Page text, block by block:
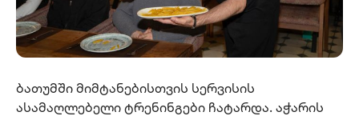
ბათუმში მიმტანებისთვის სერვისის
ასამაღლებელი ტრენინგები ჩატარდა. აჭარის